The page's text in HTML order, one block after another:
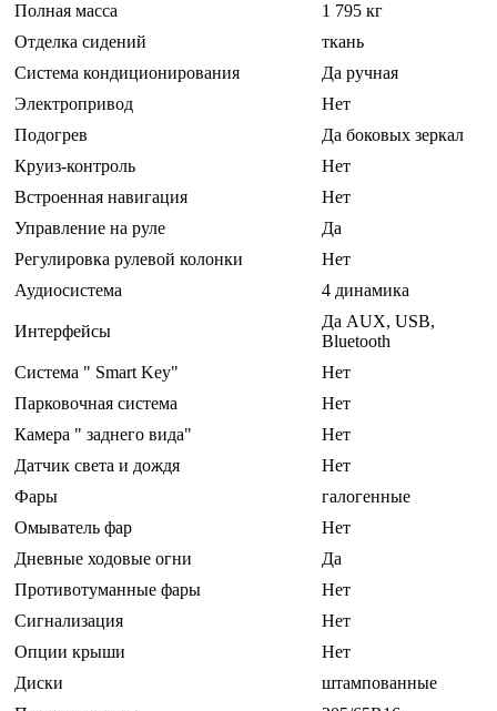
Полная масса
1 795 кг
Отделка сидений
ткань
Система кондиционирования
Да ручная
Электропривод
Нет
Подогрев
Да боковых зеркал
Круиз-контроль
Нет
Встроенная навигация
Нет
Управление на руле
Да
Регулировка рулевой колонки
Нет
Аудиосистема
4 динамика
Интерфейсы
Да AUX, USB,
Bluetooth
Система " Smart Key"
Нет
Парковочная система
Нет
Камера " заднего вида"
Нет
Датчик света и дождя
Нет
Фары
галогенные
Омыватель фар
Нет
Дневные ходовые огни
Да
Противотуманные фары
Нет
Сигнализация
Нет
Опции крыши
Нет
Диски
штампованные